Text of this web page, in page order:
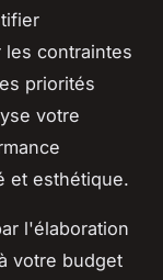
contraintes
priorités
votre
et esthétique.
l'élaboration
votre budget